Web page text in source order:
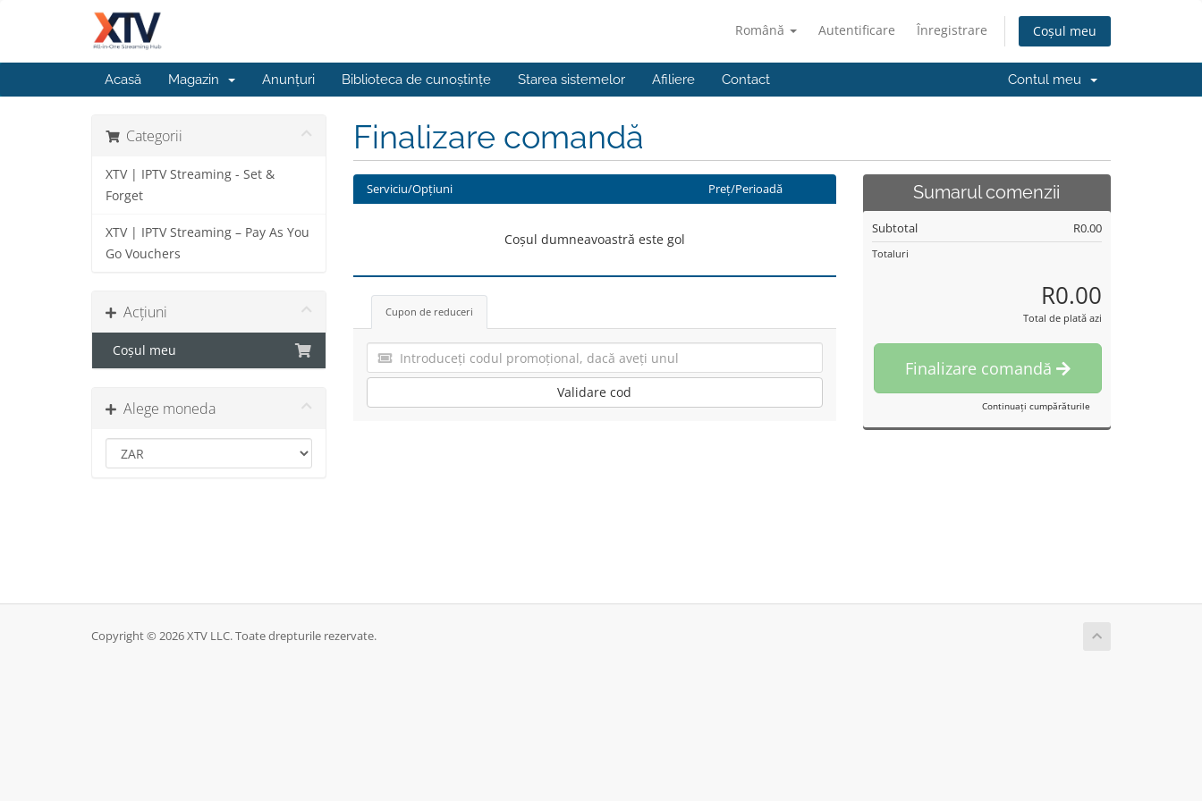
Română Autentificare Înregistrare Coșul meu
Acasă Magazin Anunțuri Biblioteca de cunoștințe Starea sistemelor Afiliere Contact Contul meu
Categorii
XTV | IPTV Streaming - Set &
Forget
XTV | IPTV Streaming – Pay As You
Go Vouchers
Acțiuni
Coșul meu
Alege moneda
Finalizare comandă
Serviciu/Opțiuni Preț/Perioadă
Coșul dumneavoastră este gol
Cupon de reduceri
Validare cod
Sumarul comenzii
Subtotal R0.00
Totaluri
R0.00
Total de plată azi
Finalizare comandă
Continuați cumpărăturile
Copyright © 2026 XTV LLC. Toate drepturile rezervate.